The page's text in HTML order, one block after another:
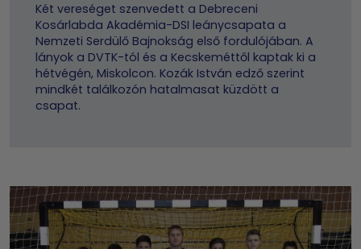
Két vereséget szenvedett a Debreceni
Kosárlabda Akadémia-DSI leánycsapata a
Nemzeti Serdülő Bajnokság első fordulójában. A
lányok a DVTK-tól és a Kecskeméttől kaptak ki a
hétvégén, Miskolcon. Kozák István edző szerint
mindkét találkozón hatalmasat küzdött a
csapat.